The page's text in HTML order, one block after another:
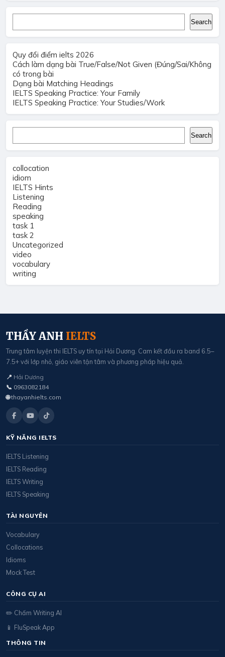
Search
Quy đổi điểm ielts 2026
Cách làm dạng bài True/False/Not Given (Đúng/Sai/Không
có trong bài
Dạng bài Matching Headings
IELTS Speaking Practice: Your Family
IELTS Speaking Practice: Your Studies/Work
Search
collocation
idiom
IELTS Hints
Listening
Reading
speaking
task 1
task 2
Uncategorized
video
vocabulary
writing
THẦY ANH IELTS
Trung tâm luyện thi IELTS uy tín tại Hải Dương. Cam kết đầu ra band 6.5–
7.5+ với lớp nhỏ, giáo viên tận tâm và phương pháp hiệu quả.
📍 Hải Dương
📞 0963082184
🌐 thayanhielts.com
KỸ NĂNG IELTS
IELTS Listening
IELTS Reading
IELTS Writing
IELTS Speaking
TÀI NGUYÊN
Vocabulary
Collocations
Idioms
Mock Test
CÔNG CỤ AI
✏️ Chấm Writing AI
📱 FluSpeak App
THÔNG TIN